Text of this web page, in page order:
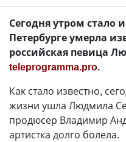
Сегодня утром стало
Петербурге умерла
российская певица
teleprogramma.pro.
Как стало известно,
жизни ушла Людмила
продюсер Владимир
артистка долго болела.